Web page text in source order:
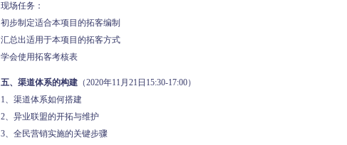
现场任务：
初步制定适合本项目的拓客编制
汇总出适用于本项目的拓客方式
学会使用拓客考核表
五、渠道体系的构建 （2020年11月21日15:30-17:00）
1、渠道体系如何搭建
2、异业联盟的开拓与维护
3、全民营销实施的关键步骤